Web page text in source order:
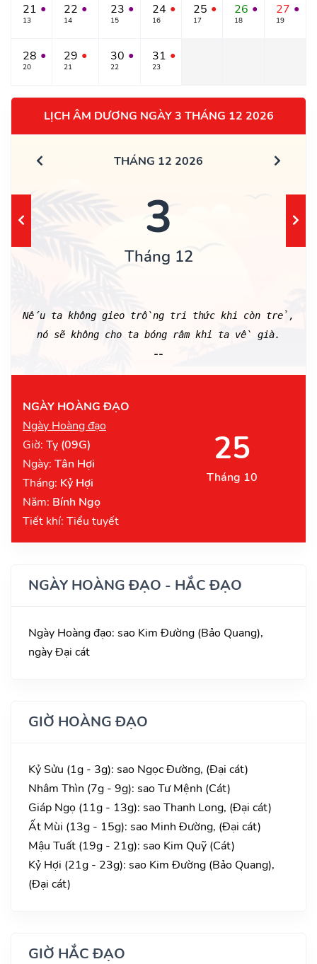
21 ●
13
22 ●
14
23 ●
15
24 ●
16
25 ●
17
26 ●
18
27 ●
19
28 ●
20
29 ●
21
30 ●
22
31 ●
23
LỊCH ÂM DƯƠNG NGÀY 3 THÁNG 12 2026
THÁNG 12 2026
3
Tháng 12
Nếu ta không gieo trồng tri thức khi còn trẻ,
nó sẽ không cho ta bóng râm khi ta về già.
--
NGÀY HOÀNG ĐẠO
Ngày Hoàng đạo
Giờ: Tỵ (09G)
Ngày: Tân Hợi
Tháng: Kỷ Hợi
Năm: Bính Ngọ
Tiết khí: Tiểu tuyết
25
Tháng 10
NGÀY HOÀNG ĐẠO - HẮC ĐẠO
Ngày Hoàng đạo: sao Kim Đường (Bảo Quang),
ngày Đại cát
GIỜ HOÀNG ĐẠO
Kỷ Sửu (1g - 3g): sao Ngọc Đường, (Đại cát)
Nhâm Thìn (7g - 9g): sao Tư Mệnh (Cát)
Giáp Ngọ (11g - 13g): sao Thanh Long, (Đại cát)
Ất Mùi (13g - 15g): sao Minh Đường, (Đại cát)
Mậu Tuất (19g - 21g): sao Kim Quỹ (Cát)
Kỷ Hợi (21g - 23g): sao Kim Đường (Bảo Quang),
(Đại cát)
GIỜ HẮC ĐẠO